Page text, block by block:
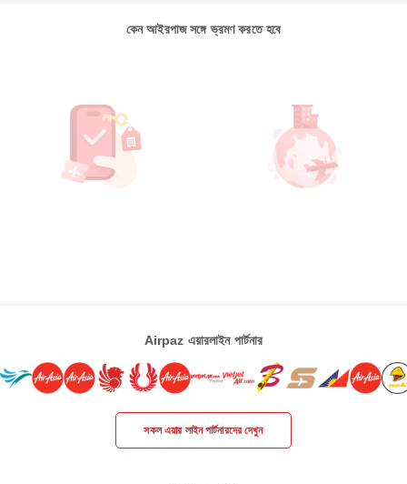
কেন আইরপাজ সঙ্গে ভ্রমণ করতে হবে
Airpaz এয়ারলাইন পার্টনার
সকল এয়ার লাইন পার্টনারদের দেখুন